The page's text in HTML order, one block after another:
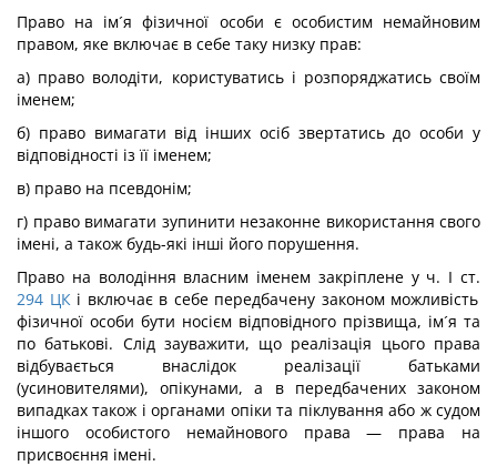
Право на ім´я фізичної особи є особистим немайновим
правом, яке включає в себе таку низку прав:
а) право володіти, користуватись і розпоряджатись своїм
іменем;
б) право вимагати від інших осіб звертатись до особи у
відповідності із її іменем;
в) право на псевдонім;
г) право вимагати зупинити незаконне використання свого
імені, а також будь-які інші його порушення.
Право на володіння власним іменем закріплене у ч. І ст.
294 ЦКі включає в себе передбачену законом можливість
фізичної особи бути носієм відповідного прізвища, ім´я та
по батькові. Слід зауважити, що реалізація цього права
відбувається внаслідок реалізації батьками
(усиновителями), опікунами, а в передбачених законом
випадках також і органами опіки та піклування або ж судом
іншого особистого немайнового права — права на
присвоєння імені.